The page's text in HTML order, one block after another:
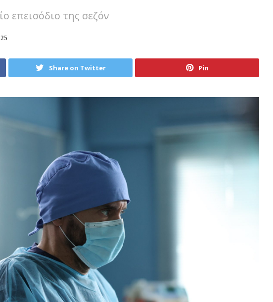
επεισόδιο της σεζόν
Share on Twitter Pin